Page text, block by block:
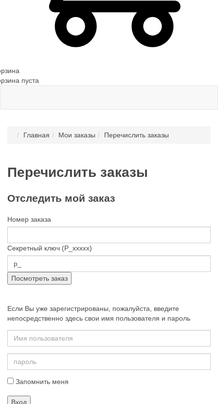
пуста
Главная Мои заказы Перечислить заказы
Перечислить заказы
Отследить мой заказ
Номер заказа
Секретный ключ (P_xxxxx)
Если Вы уже зарегистрированы, пожалуйста, введите
непосредственно здесь свои имя пользователя и пароль
Запомнить меня